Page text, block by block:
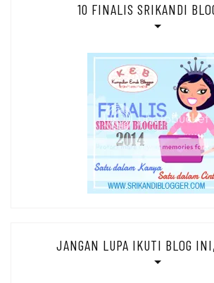
10 FINALIS SRIKANDI
JANGAN LUPA IKUTI BLOG